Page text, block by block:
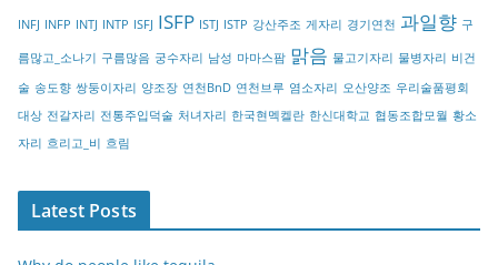
y
INFJ INFP INTJ INTP ISFJ ISFP ISTJ ISTP 강산주조 게자리 경기연천 과일향 구
름많고_소나기 구름많음 궁수자리 남성 마마스팜 맑음 물고기자리 물병자리 비건
술 송도향 쌍둥이자리 양조장 연천BnD 연천브루 염소자리 오산양조 우리술품평회
대상 전갈자리 전통주입덕술 처녀자리 한국현멕켈란 한신대학교 협동조합모월 황소
자리 흐리고_비 흐림
Latest Posts